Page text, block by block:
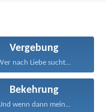
Vergebung
nach Liebe sucht...
Bekehrung
wenn dann mein...